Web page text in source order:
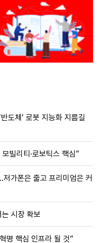
도체’ 로봇 지능화 지름길
빌리티·로보틱스 핵심”
가폰은 줄고 프리미엄은 커
시장 확보
명 핵심 인프라 될 것”